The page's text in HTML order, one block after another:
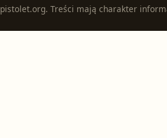
pistolet.org. Treści mają charakter